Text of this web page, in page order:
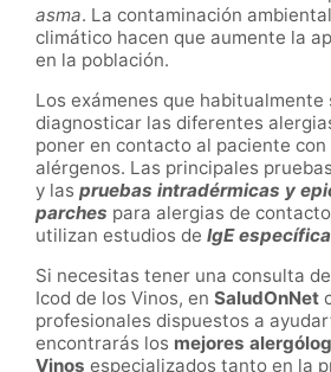
asma. La contaminación
climático hacen que aumente la
en la población.
Los exámenes que habitualmente
diagnosticar las diferentes
poner en contacto al paciente con
alérgenos. Las principales
y las pruebas intradérmicas y
parches para alergias de
utilizan estudios de IgE
Si necesitas tener una consulta
Icod de los Vinos, en SaludOnNet
profesionales dispuestos a
encontrarás los mejores
Vinos especializados tanto en la